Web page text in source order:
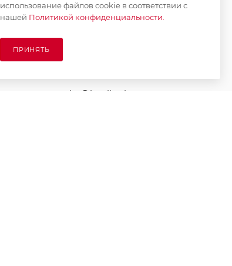
order@kupikashpo.ru
использование файлов cookie в соответствии с
нашей Политикой конфиденциальности.
ПРИНЯТЬ